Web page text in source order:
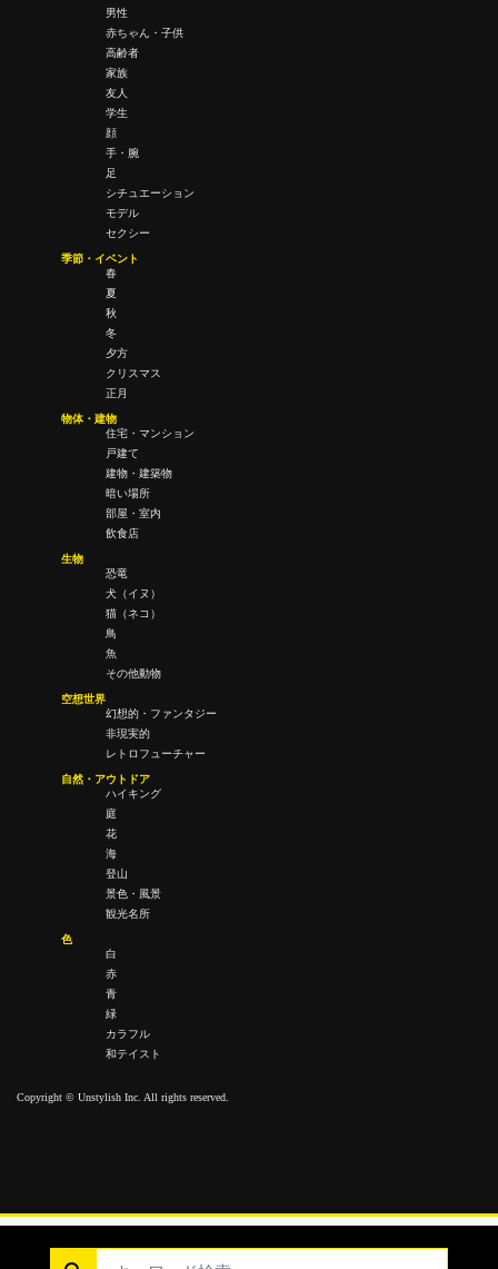
男性
赤ちゃん・子供
高齢者
家族
友人
学生
顔
手・腕
足
シチュエーション
モデル
セクシー
季節・イベント
春
夏
秋
冬
夕方
クリスマス
正月
物体・建物
住宅・マンション
戸建て
建物・建築物
暗い場所
部屋・室内
飲食店
生物
恐竜
犬（イヌ）
猫（ネコ）
鳥
魚
その他動物
空想世界
幻想的・ファンタジー
非現実的
レトロフューチャー
自然・アウトドア
ハイキング
庭
花
海
登山
景色・風景
観光名所
色
白
赤
青
緑
カラフル
和テイスト
Copyright © Unstylish Inc. All rights reserved.